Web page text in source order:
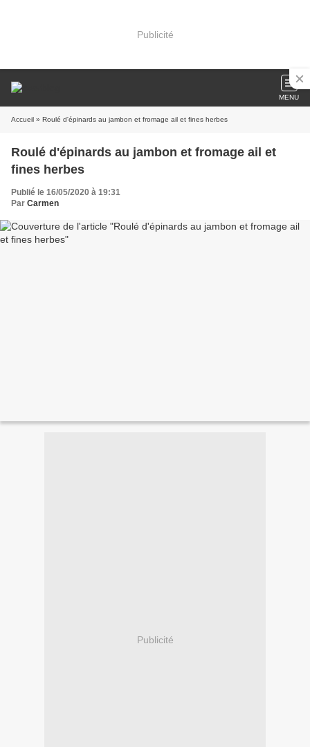
Publicité
MENU
Accueil » Roulé d'épinards au jambon et fromage ail et fines herbes
Roulé d'épinards au jambon et fromage ail et
fines herbes
Publié le 16/05/2020 à 19:31
Par Carmen
Publicité